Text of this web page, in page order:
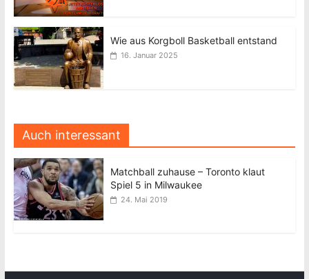
Wie aus Korgboll Basketball entstand
16. Januar 2025
Auch interessant
Matchball zuhause – Toronto klaut
Spiel 5 in Milwaukee
24. Mai 2019